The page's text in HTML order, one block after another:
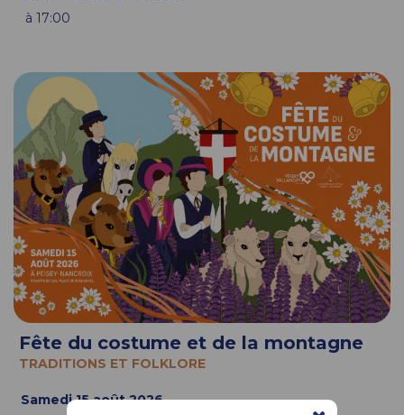
à 17:00
Fête du costume et de la montagne
TRADITIONS ET FOLKLORE
Samedi 15 août 2026